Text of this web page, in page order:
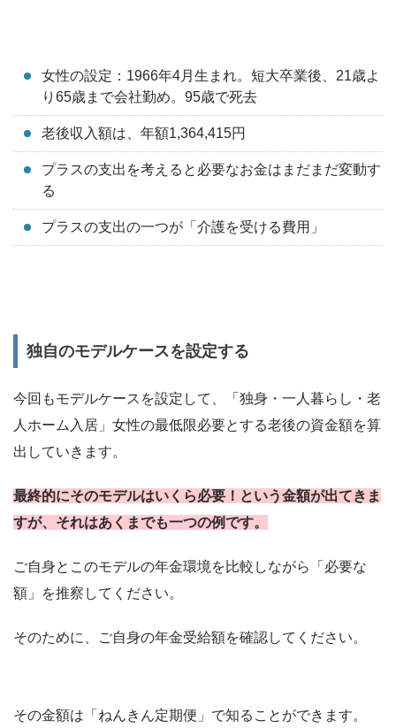
女性の設定：1966年4月生まれ。短大卒業後、21歳よ
り65歳まで会社勤め。95歳で死去
老後収入額は、年額1,364,415円
プラスの支出を考えると必要なお金はまだまだ変動す
る
プラスの支出の一つが「介護を受ける費用」
独自のモデルケースを設定する
今回もモデルケースを設定して、「独身・一人暮らし・老
人ホーム入居」女性の最低限必要とする老後の資金額を算
出していきます。
最終的にそのモデルはいくら必要！ という金額が出てきま
すが、それはあくまでも一つの例です。
ご自身とこのモデルの年金環境を比較しながら「必要な
額」を推察してください。
そのために、ご自身の年金受給額を確認してください。
その金額は「ねんきん定期便」で知ることができます。